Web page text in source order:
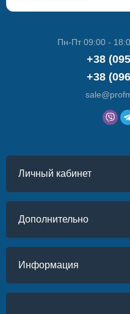
Пн-Пт 09:00 -
+38
+38
Личный кабинет
Дополнительно
Информация